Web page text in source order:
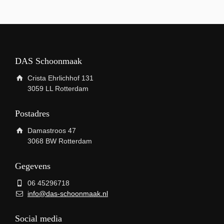
DAS Schoonmaak
Crista Ehrlichhof 131
3059 LL Rotterdam
Postadres
Damastroos 47
3068 BW Rotterdam
Gegevens
06 45296718
info@das-schoonmaak.nl
Social media